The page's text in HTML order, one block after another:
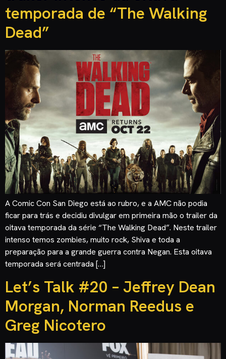
temporada de “The Walking
Dead”
A Comic Con San Diego está ao rubro, e a AMC não podia
ficar para trás e decidiu divulgar em primeira mão o trailer da
oitava temporada da série “The Walking Dead”. Neste trailer
intenso temos zombies, muito rock, Shiva e toda a
preparação para a grande guerra contra Negan. Esta oitava
temporada será centrada […]
Let’s Talk #20 – Jeffrey Dean
Morgan, Norman Reedus e
Greg Nicotero